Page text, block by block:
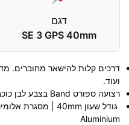
דגם
SE 3 GPS 40mm
דרכים קלות להישאר מחוברים.
ועוד.
רצועה ספורט Band בצבע לבן כוכבים
Aluminium